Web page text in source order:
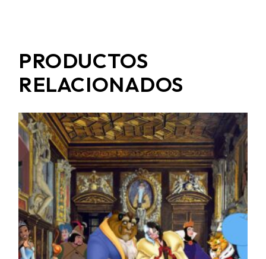
PRODUCTOS
RELACIONADOS